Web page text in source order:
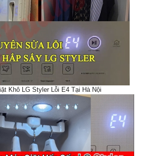
Khô LG Styler Lỗi E4 Tại Hà Nội